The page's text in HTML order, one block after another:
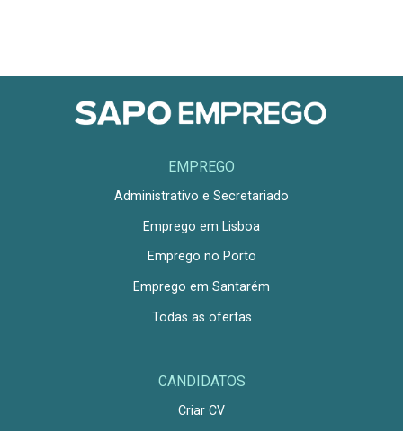
EMPREGO
Administrativo e Secretariado
Emprego em Lisboa
Emprego no Porto
Emprego em Santarém
Todas as ofertas
CANDIDATOS
Criar CV